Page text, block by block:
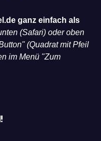
ganz einfach als
(Safari) oder oben
(Quadrat mit Pfeil
im Menü "Zum